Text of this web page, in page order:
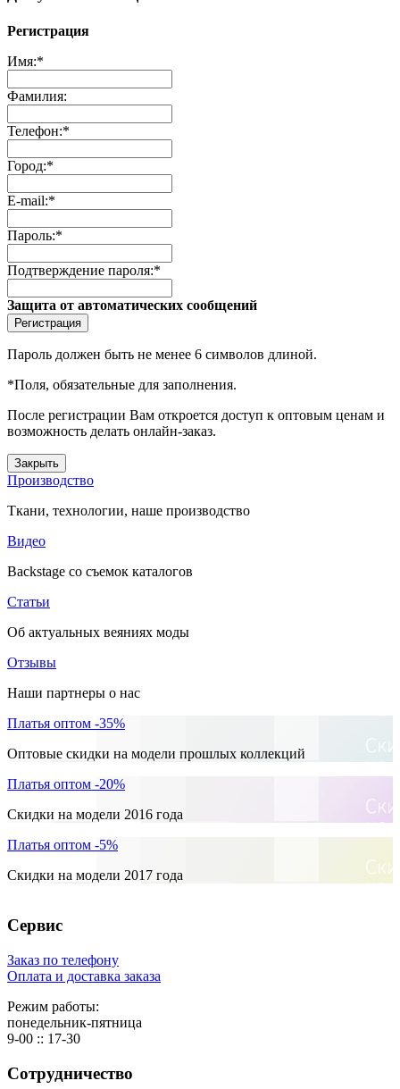
Регистрация
Имя:*
Фамилия:
Телефон:*
Город:*
E-mail:*
Пароль:*
Подтверждение пароля:*
Защита от автоматических сообщений
Пароль должен быть не менее 6 символов длиной.
*Поля, обязательные для заполнения.
После регистрации Вам откроется доступ к оптовым ценам и
возможность делать онлайн-заказ.
Закрыть
Производство
Ткани, технологии, наше производство
Видео
Backstage со съемок каталогов
Статьи
Об актуальных веяниях моды
Отзывы
Наши партнеры о нас
Платья оптом -35%
Оптовые скидки на модели прошлых коллекций
Платья оптом -20%
Скидки на модели 2016 года
Платья оптом -5%
Скидки на модели 2017 года
Сервис
Заказ по телефону
Оплата и доставка заказа
Режим работы:
понедельник-пятница
9-00 :: 17-30
Сотрудничество